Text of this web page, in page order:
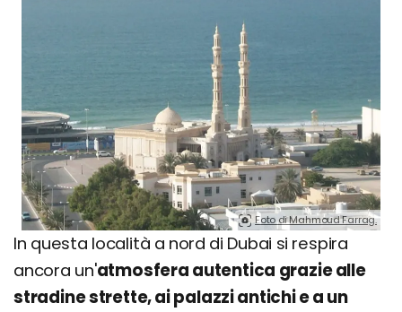
Foto di Mahmoud Farrag.
In questa località a nord di Dubai si respira
ancora un'atmosfera autentica grazie alle
stradine strette, ai palazzi antichi e a un